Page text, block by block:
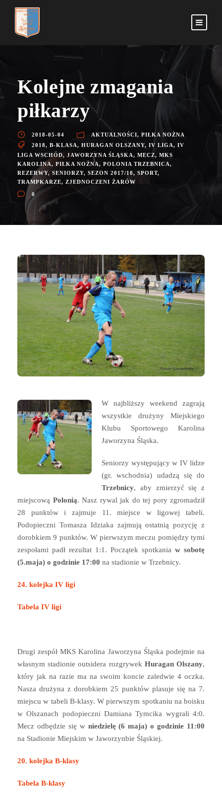
Kolejne zmagania
piłkarzy
2018-05-04 AKTUALNOŚCI, PIŁKA NOŻNA
2018, B-KLASA, HURAGAN OLSZANY, IV LIGA, IV
LIGA WSCHÓD, JAWORZYNA ŚLĄSKA, MECZ, MKS
KAROLINA, PIŁKA NOŻNA, POLONIA TRZEBNICA,
REZERWY, SENIORZY, SEZON 2017/18, SPORT,
TRAMPKARZE, ZJEDNOCZENI ŻARÓW
0
W najbliższy weekend zagrają
wszystkie drużyny Miejskiego
Klubu Sportowego Karolina
Jaworzyna Śląska.
Seniorzy występujący w IV lidze
(gr. wschodnia) udadzą się do
Trzebnicy, aby zmierzyć się z
miejscową Polonią. Nasz rywal jak do tej pory zgromadził
28 punktów i zajmuje 11. miejsce w ligowej tabeli.
Podopieczni Tomasza Idziaka zajmują ostatnią pozycję z
dorobkiem 9 punktów. W pierwszym meczu pomiędzy tymi
zespołami padł rezultat 1:1. Początek spotkania w sobotę
(5.maja) o godzinie 17:00 na stadionie w Trzebnicy.
24. kolejka IV ligi
Tabela IV ligi
Drugi zespół MKS Karolina Jaworzyna Śląska podejmie na
własnym stadionie outsidera rozgrywek Huragan Olszany,
który jak na razie ma na swoim koncie zaledwie 4 oczka.
Nasza drużyna z dorobkiem 25 punktów plasuje się na 7.
miejscu w tabeli B-klasy. W pierwszym spotkaniu na boisku
w Olszanach podopieczni Damiana Tymcika wygrali 4:0.
Mecz odbędzie się w niedzielę (6 maja) o godzinie 11:00
na Stadionie Miejskim w Jaworzynbie Śląskiej.
20. kolejka B-klasy
Tabela B-klasy